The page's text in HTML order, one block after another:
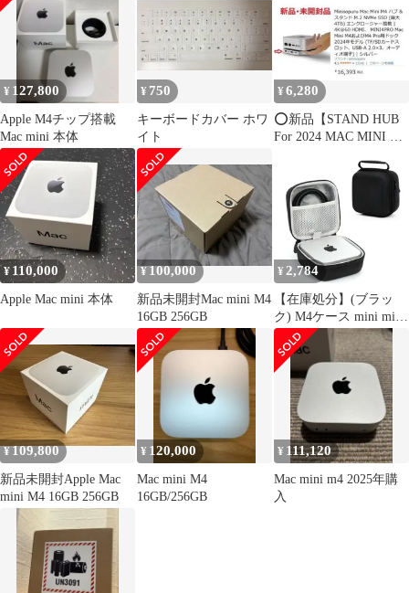
×2、USB-Aデータポー
ト、SDカードリーダー
搭載 Mac Mini M4、M4
Pro用、最適化セルフク
ーリング設計 6a3aabf6
¥ 127,800
Apple M4チップ搭載
Mac mini 本体
¥ 750
キーボードカバー ホワ
イト
¥6,280
⭕新品【STAND HUB
For 2024 MAC MINI M4
¥ 110,000
Apple Mac mini 本体
¥100,000
新品未開封Mac mini M4
16GB 256GB
¥ 2,784
【在庫処分】(ブラッ
ク) M4ケース mini mini
Mac Mac 用保護収納携
帯用アップル Pro
M4/M4 2024 Apple
Houdsuemケース
¥109,800
新品未開封Apple Mac
mini M4 16GB 256GB
¥ 120,000
Mac mini M4
16GB/256GB
¥ 111,120
Mac mini m4 2025年購
入